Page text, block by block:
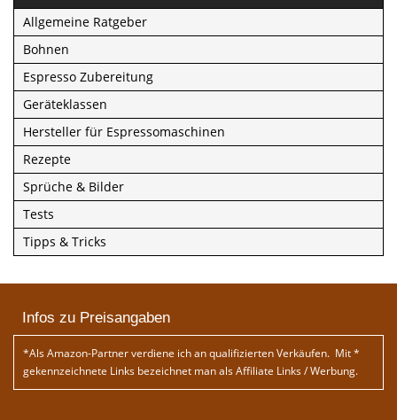
Allgemeine Ratgeber
Bohnen
Espresso Zubereitung
Geräteklassen
Hersteller für Espressomaschinen
Rezepte
Sprüche & Bilder
Tests
Tipps & Tricks
Infos zu Preisangaben
*Als Amazon-Partner verdiene ich an qualifizierten Verkäufen. Mit *
gekennzeichnete Links bezeichnet man als Affiliate Links / Werbung.